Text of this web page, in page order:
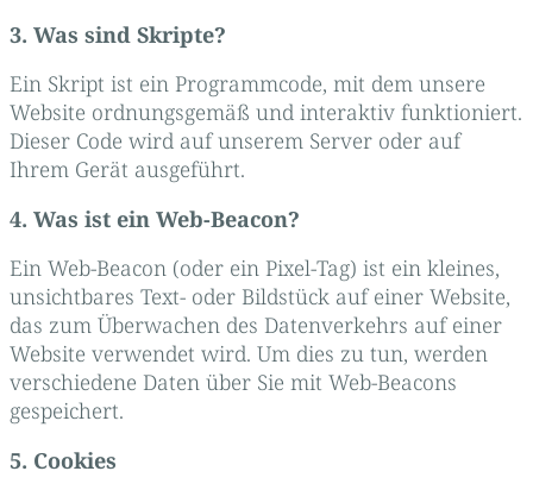
3. Was sind Skripte?
Ein Skript ist ein Programmcode, mit dem unsere
Website ordnungsgemäß und interaktiv funktioniert.
Dieser Code wird auf unserem Server oder auf
Ihrem Gerät ausgeführt.
4. Was ist ein Web-Beacon?
Ein Web-Beacon (oder ein Pixel-Tag) ist ein kleines,
unsichtbares Text- oder Bildstück auf einer Website,
das zum Überwachen des Datenverkehrs auf einer
Website verwendet wird. Um dies zu tun, werden
verschiedene Daten über Sie mit Web-Beacons
gespeichert.
5. Cookies